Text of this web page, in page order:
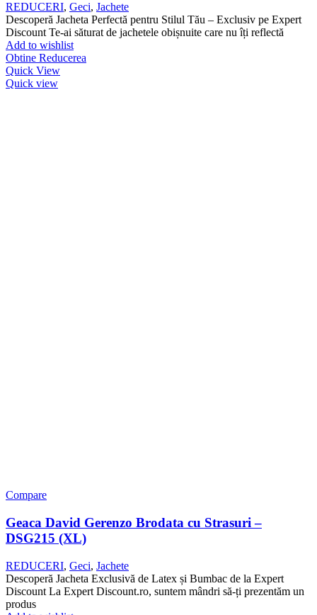
REDUCERI, Geci, Jachete
Descoperă Jacheta Perfectă pentru Stilul Tău – Exclusiv pe Expert
Discount Te-ai săturat de jachetele obișnuite care nu îți reflectă
Add to wishlist
Obtine Reducerea
Quick View
Quick view
Compare
Geaca David Gerenzo Brodata cu Strasuri –
DSG215 (XL)
REDUCERI, Geci, Jachete
Descoperă Jacheta Exclusivă de Latex și Bumbac de la Expert
Discount La Expert Discount.ro, suntem mândri să-ți prezentăm un
produs